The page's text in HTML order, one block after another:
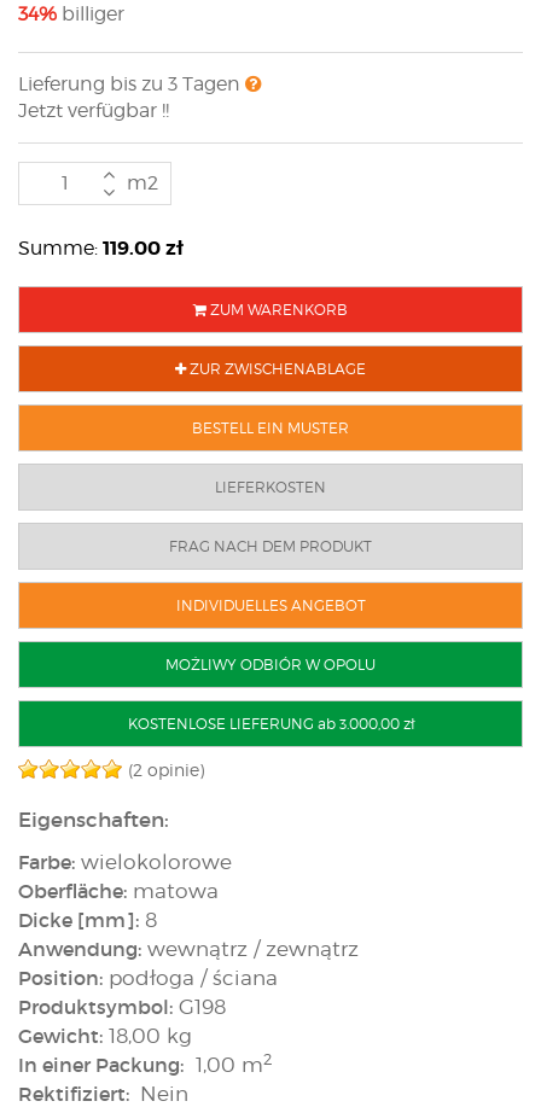
34% billiger
Lieferung bis zu 3 Tagen
Jetzt verfügbar !!
m2
Summe: 119.00zł
ZUM WARENKORB
ZUR ZWISCHENABLAGE
BESTELL EIN MUSTER
LIEFERKOSTEN
FRAG NACH DEM PRODUKT
INDIVIDUELLES ANGEBOT
MOŻLIWY ODBIÓR W OPOLU
KOSTENLOSE LIEFERUNG ab 3.000,00 zł
(2 opinie)
Eigenschaften:
Farbe: wielokolorowe
Oberfläche: matowa
Dicke [mm]: 8
Anwendung: wewnątrz / zewnątrz
Position: podłoga / ściana
Produktsymbol: G198
Gewicht: 18,00 kg
In einer Packung: 1,00 m2
Rektifiziert: Nein